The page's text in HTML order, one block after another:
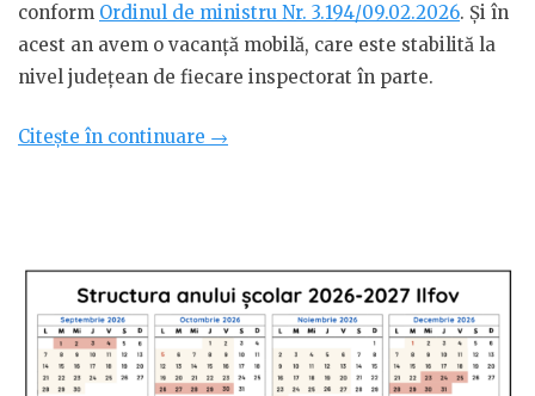
conform Ordinul de ministru Nr. 3.194/09.02.2026. Și în
acest an avem o vacanță mobilă, care este stabilită la
nivel județean de fiecare inspectorat în parte.
Citește în continuare „Structura
2027
Alba”
→